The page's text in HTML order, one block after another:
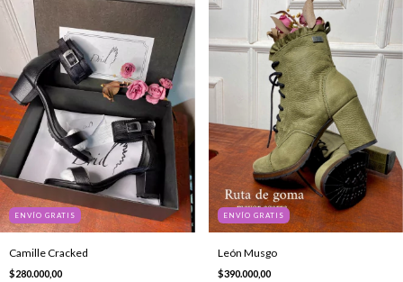
ENVÍO GRATIS
Camille Cracked
$280.000,00
ENVÍO GRATIS
León Musgo
$390.000,00